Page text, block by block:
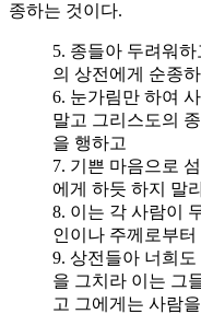
종하는 것이다.
5. 종들아 두려워
의 상전에게 순종
6. 눈가림만 하여
말고 그리스도의
을 행하고
7. 기쁜 마음으로
에게 하듯 하지 말
8. 이는 각 사람이
인이나 주께로부
9. 상전들아 너희
을 그치라 이는 그
고 그에게는 사람